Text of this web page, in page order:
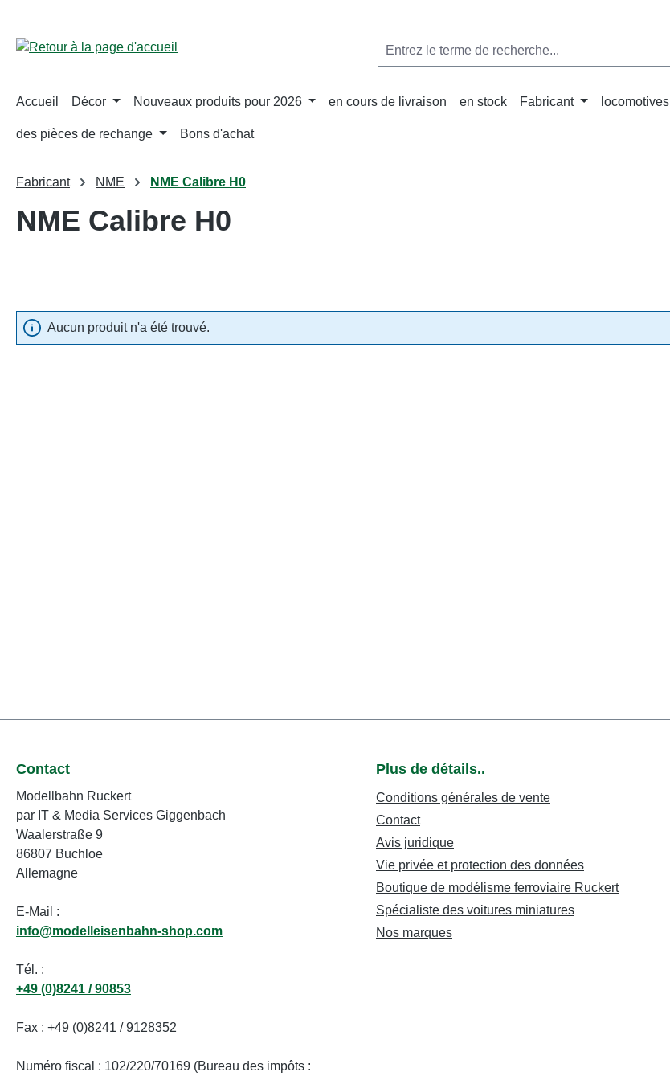
Accueil Décor Nouveaux produits pour 2026 en cours de livraison en stock Fabricant locomotives
des pièces de rechange Bons d'achat
Fabricant NME NME Calibre H0
NME Calibre H0
Aucun produit n'a été trouvé.
Contact
Modellbahn Ruckert
par IT & Media Services Giggenbach
Waalerstraße 9
86807 Buchloe
Allemagne
E-Mail :
info@modelleisenbahn-shop.com
Tél. :
+49 (0)8241 / 90853
Fax : +49 (0)8241 / 9128352
Numéro fiscal : 102/220/70169 (Bureau des impôts :
Plus de détails..
Conditions générales de vente
Contact
Avis juridique
Vie privée et protection des données
Boutique de modélisme ferroviaire Ruckert
Spécialiste des voitures miniatures
Nos marques